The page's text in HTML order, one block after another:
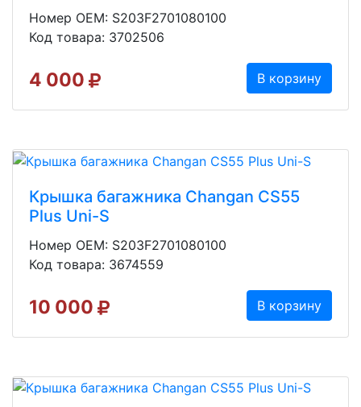
Номер OEM: S203F2701080100
Код товара: 3702506
4 000 В корзину
Крышка багажника Changan CS55
Plus Uni-S
Номер OEM: S203F2701080100
Код товара: 3674559
10 000 В корзину